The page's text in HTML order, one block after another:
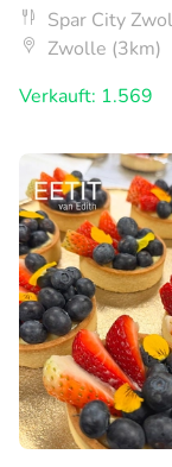
Spar City
Zwolle (3km)
Verkauft: 1.569